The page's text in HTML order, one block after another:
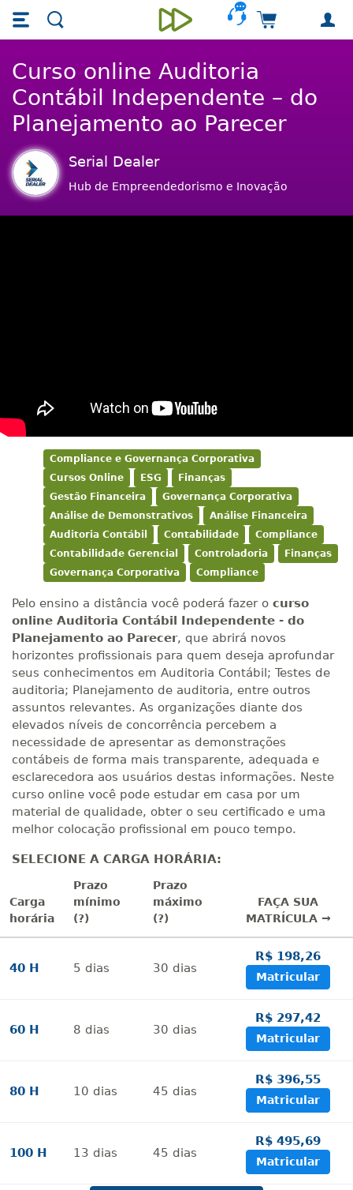
Skip main navigation
Skip to main content
Unieducar
Carrinho de
Curso online Auditoria
Contábil Independente – do
Planejamento ao Parecer
Serial Dealer
Hub de Empreendedorismo e Inovação
Compliance e Governança Corporativa
Cursos Online
ESG
Finanças
Gestão Financeira
Governança Corporativa
Análise de Demonstrativos
Análise Financeira
Auditoria Contábil
Contabilidade
Compliance
Contabilidade Gerencial
Controladoria
Finanças
Governança Corporativa
Compliance
Pelo ensino a distância você poderá fazer o curso
online Auditoria Contábil Independente - do
Planejamento ao Parecer, que abrirá novos
horizontes profissionais para quem deseja aprofundar
seus conhecimentos em Auditoria Contábil; Testes de
auditoria; Planejamento de auditoria, entre outros
assuntos relevantes. As organizações diante dos
elevados níveis de concorrência percebem a
necessidade de apresentar as demonstrações
contábeis de forma mais transparente, adequada e
esclarecedora aos usuários destas informações. Neste
curso online você pode estudar em casa por um
material de qualidade, obter o seu certificado e uma
melhor colocação profissional em pouco tempo.
SELECIONE A CARGA HORÁRIA:
Carga
horária
Prazo
mínimo
(?)
Prazo
máximo
(?)
FAÇA SUA
MATRÍCULA →
40 H 5 dias 30 dias
R$ 198,26
Matricular
60 H 8 dias 30 dias
R$ 297,42
Matricular
80 H 10 dias 45 dias
R$ 396,55
Matricular
100 H 13 dias 45 dias
R$ 495,69
Matricular